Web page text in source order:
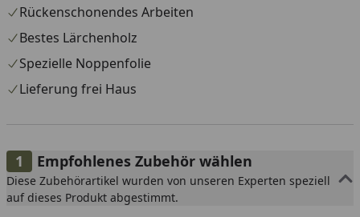
Rückenschonendes Arbeiten
Bestes Lärchenholz
Spezielle Noppenfolie
Lieferung frei Haus
Empfohlenes Zubehör wählen
Diese Zubehörartikel wurden von unseren Experten speziell
auf dieses Produkt abgestimmt.